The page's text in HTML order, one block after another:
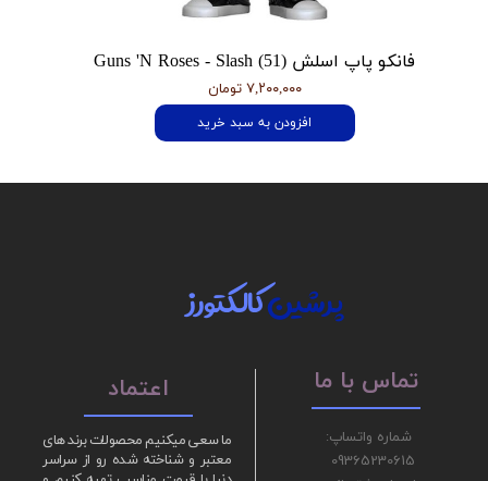
فانکو پاپ اسلش Guns 'N Roses - Slash (51)
۷,۲۰۰,۰۰۰ تومان
افزودن به سبد خرید
ما سعی میکنیم محصولات برند های
معتبر و شناخته شده رو از سراسر
پرشینکالکتورز
شماره واتساپ:
09365230615
تماس با ما اعتماد